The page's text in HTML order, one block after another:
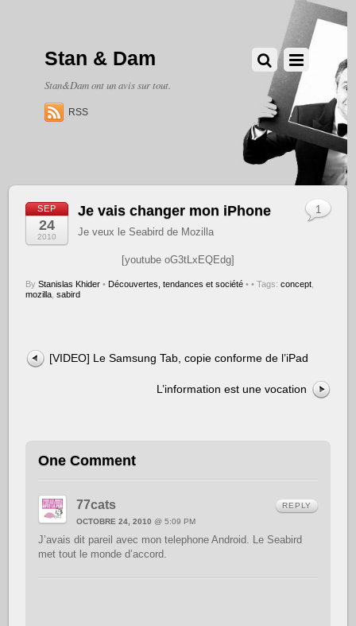
Stan & Dam
Stan&Dam ont un avis sur tout.
RSS
SEP
24
2010
Je vais changer mon iPhone
Je veux le Seabird de Mozilla
[youtube oG3tLxEQEdg]
ByStanislas Khider • Découvertes, tendances et société •
1
• Tags:concept
mozilla ,sabird
[VIDEO] Le Samsung Tab, copie conforme de l’iPad
L’information est une vocation
One Comment
77cats
OCTOBRE 24, 2010 @ 5:09 PM
J’avais dit pareil avec mon telephone Android. Le Seabird
met tout le monde d’accord.
REPLY